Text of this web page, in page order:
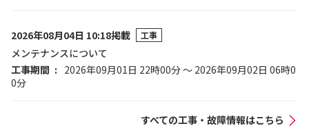
2026年08月04日 10:18掲載 工事
メンテナンスについて
工事期間
2026年09月01日 22時00分 ～ 2026年09月02日 06時0
0分
すべての工事・故障情報はこちら